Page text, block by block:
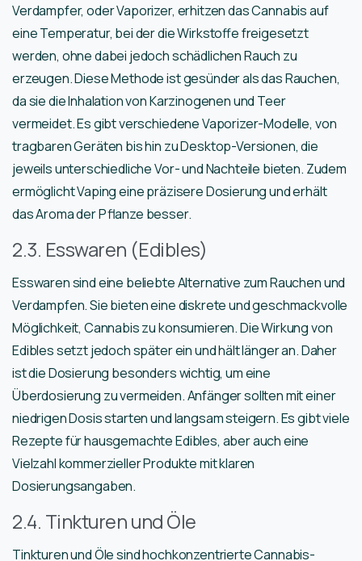
Verdampfer, oder Vaporizer, erhitzen das Cannabis auf
eine Temperatur, bei der die Wirkstoffe freigesetzt
werden, ohne dabei jedoch schädlichen Rauch zu
erzeugen. Diese Methode ist gesünder als das Rauchen,
da sie die Inhalation von Karzinogenen und Teer
vermeidet. Es gibt verschiedene Vaporizer-Modelle, von
tragbaren Geräten bis hin zu Desktop-Versionen, die
jeweils unterschiedliche Vor- und Nachteile bieten. Zudem
ermöglicht Vaping eine präzisere Dosierung und erhält
das Aroma der Pflanze besser.
2.3. Esswaren (Edibles)
Esswaren sind eine beliebte Alternative zum Rauchen und
Verdampfen. Sie bieten eine diskrete und geschmackvolle
Möglichkeit, Cannabis zu konsumieren. Die Wirkung von
Edibles setzt jedoch später ein und hält länger an. Daher
ist die Dosierung besonders wichtig, um eine
Überdosierung zu vermeiden. Anfänger sollten mit einer
niedrigen Dosis starten und langsam steigern. Es gibt viele
Rezepte für hausgemachte Edibles, aber auch eine
Vielzahl kommerzieller Produkte mit klaren
Dosierungsangaben.
2.4. Tinkturen und Öle
Tinkturen und Öle sind hochkonzentrierte Cannabis-